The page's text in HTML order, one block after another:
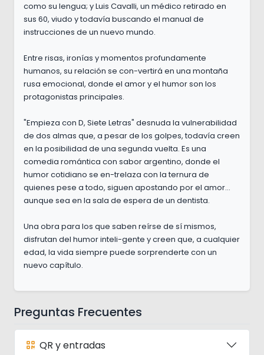
como su lengua; y Luis Cavalli, un médico retirado en
sus 60, viudo y todavía buscando el manual de
instrucciones de un nuevo mundo.
Entre risas, ironías y momentos profundamente
humanos, su relación se con-vertirá en una montaña
rusa emocional, donde el amor y el humor son los
protagonistas principales.
"Empieza con D, Siete Letras" desnuda la vulnerabilidad
de dos almas que, a pesar de los golpes, todavía creen
en la posibilidad de una segunda vuelta. Es una
comedia romántica con sabor argentino, donde el
humor cotidiano se en-trelaza con la ternura de
quienes pese a todo, siguen apostando por el amor...
aunque sea en la sala de espera de un dentista.
Una obra para los que saben reírse de sí mismos,
disfrutan del humor inteli-gente y creen que, a cualquier
edad, la vida siempre puede sorprenderte con un
nuevo capítulo.
Preguntas Frecuentes
QR y entradas